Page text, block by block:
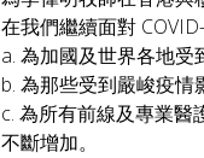
在我們繼續面對
a. 為加國及世界各地受
b. 為那些受到嚴峻疫情
c. 為所有前線及專業
不斷增加。